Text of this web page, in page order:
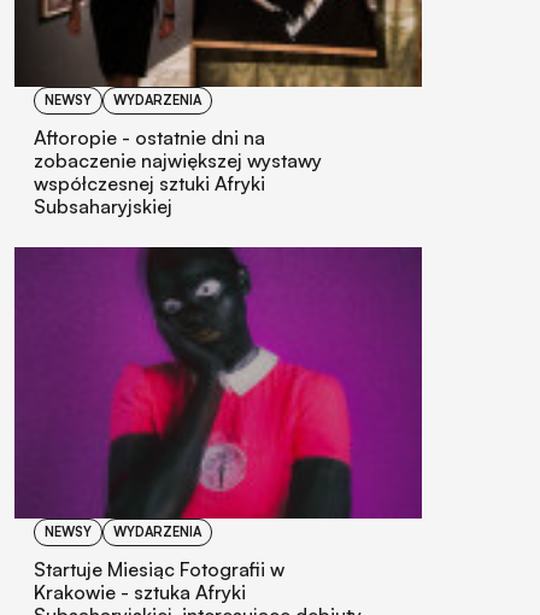
NEWSY WYDARZENIA
Aftoropie - ostatnie dni na
zobaczenie największej wystawy
współczesnej sztuki Afryki
Subsaharyjskiej
NEWSY WYDARZENIA
Startuje Miesiąc Fotografii w
Krakowie - sztuka Afryki